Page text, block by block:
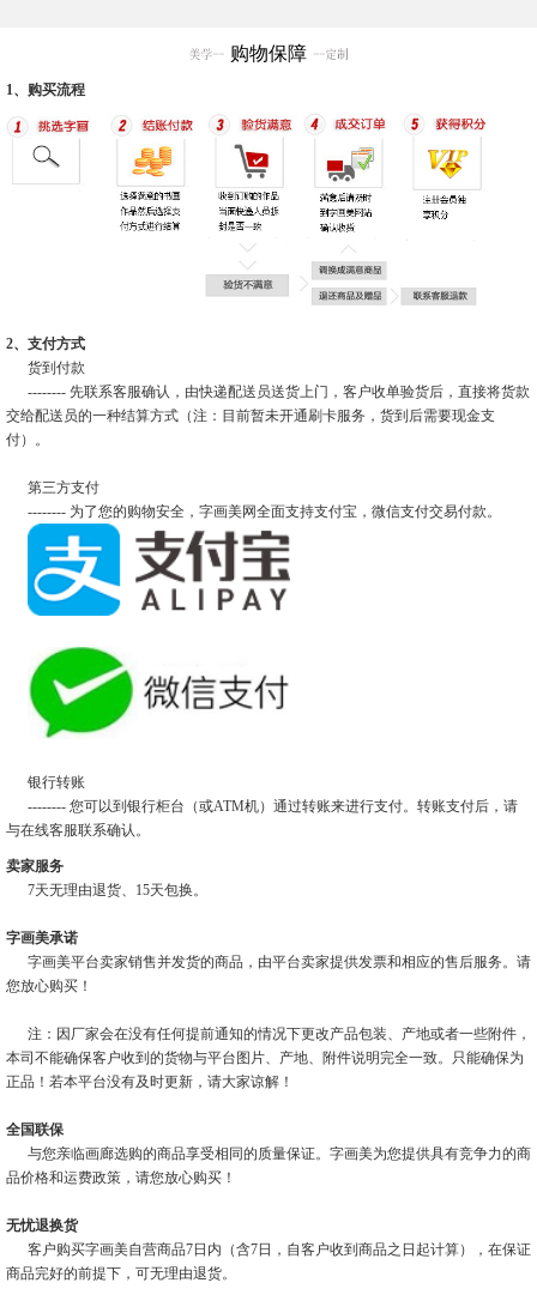
购物保障
1、购买流程
2、支付方式
货到付款
-------- 先联系客服确认，由快递配送员送货上门，客户收单验货后，直接将货款
交给配送员的一种结算方式（注：目前暂未开通刷卡服务，货到后需要现金支
付）。
第三方支付
-------- 为了您的购物安全，字画美网全面支持支付宝，微信支付交易付款。
银行转账
-------- 您可以到银行柜台（或ATM机）通过转账来进行支付。转账支付后，请
与在线客服联系确认。
卖家服务
7天无理由退货、15天包换。
字画美承诺
字画美平台卖家销售并发货的商品，由平台卖家提供发票和相应的售后服务。请
您放心购买！
注：因厂家会在没有任何提前通知的情况下更改产品包装、产地或者一些附件，
本司不能确保客户收到的货物与平台图片、产地、附件说明完全一致。只能确保为
正品！若本平台没有及时更新，请大家谅解！
全国联保
与您亲临画廊选购的商品享受相同的质量保证。字画美为您提供具有竞争力的商
品价格和运费政策，请您放心购买！
无忧退换货
客户购买字画美自营商品7日内（含7日，自客户收到商品之日起计算），在保证
商品完好的前提下，可无理由退货。